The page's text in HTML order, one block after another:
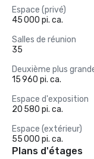
Espace (privé)
45 000 pi. ca.
Salles de réunion
35
Deuxième plus
15 960 pi. ca.
Espace d'exposition
20 580 pi. ca.
Espace (extérieur)
55 000 pi. ca.
Plans d'étages